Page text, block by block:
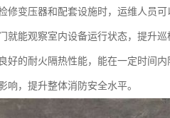
变压器和配套设施时，运维人员
能观察室内设备运行状态，提升巡
的耐火隔热性能，能在一定时间
，提升整体消防安全水平。